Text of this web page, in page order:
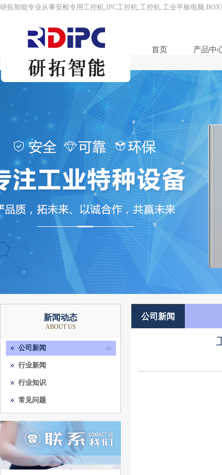
研拓智能专业从事安检专用工控机,IPC工控机,工控机,工业平板电脑
首页 产品中
新闻动态
ABOUT US
公司新闻
行业新闻
行业知识
常见问题
公司新闻